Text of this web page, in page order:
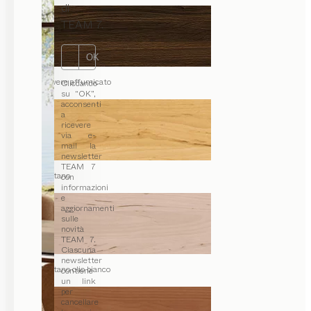
di
TEAM 7.
OK
Cliccando
su “OK”,
acconsenti
a
ricevere
via e-
mail la
newsletter
TEAM 7
con
informazioni
e
aggiornamenti
sulle
novità
TEAM 7.
Ciascuna
newsletter
contiene
un link
per
cancellare
rovere affumicato
ontano
ontano olio bianco